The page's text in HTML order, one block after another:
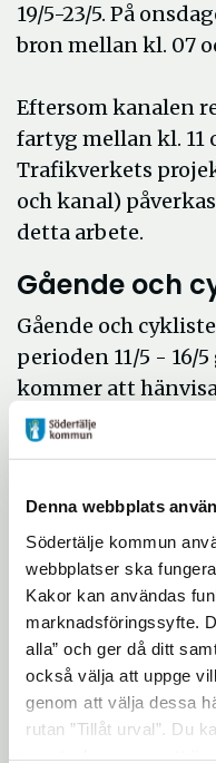
Denna webbplats
Södertälje kommun
webbplatser ska
Kakor kan användas
marknadsföringssyfte.
alla” och ger då ditt
också välja att uppge
genom att välja dessa
rutan ”Tillåt urval”. Du
19/5-23/5. På
bron mellan kl. 07
Eftersom kanalen
fartyg mellan kl. 11
Trafikverkets
och kanal)
detta arbete.
Gående och
Gående och
perioden 11/5 - 16/
kommer att
södra brohalvan.
Birkakorset stängs
Perioden
Mellan den 11 maj
kl. 21.00 kommer
vara avstängd.